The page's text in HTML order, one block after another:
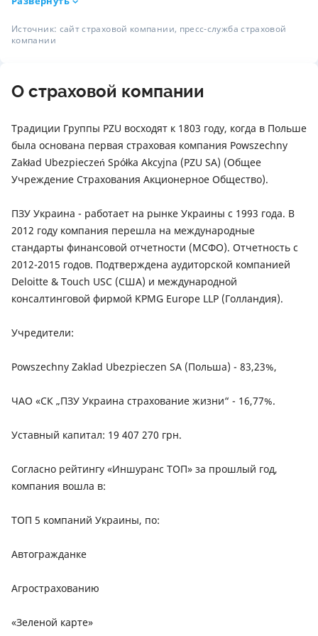
экспортных, кредитных и других рисков банковской
председателя правления Экспортно-кредитного агентства
специальности Финансы (степень – Магистр, 1998–2003
г.г).
Также, Наталья Александровна получила образование
Университете Пассау, стипендия DAAD (ERP),
Варшавской школе экономики (сентябрь 2004 г);
Европейской актуарной академии, семинар ЕАА «Учет по
МСФО» (Эстония, апрель 2010 г);
С 2021 года - Член ACCA (Ассоциация сертифицированных
Источник: сайт страховой компании, пресс-служба страховой
компании
О страховой компании
Традиции Группы PZU восходят к 1803 году, когда в Польше
была основана первая страховая компания Powszechny
Zakład Ubezpieczeń Spółka Akcyjna (PZU SA) (Общее
Учреждение Страхования Акционерное Общество).
ПЗУ Украина - работает на рынке Украины с 1993 года. В
2012 году компания перешла на международные
стандарты финансовой отчетности (МСФО). Отчетность с
2012-2015 годов. Подтверждена аудиторской компанией
Deloitte & Touch USC (США) и международной
консалтинговой фирмой KPMG Europe LLP (Голландия).
Учредители:
Powszechny Zaklad Ubezpieczen SA (Польша) - 83,23%,
ЧАО «СК „ПЗУ Украина страхование жизни“ - 16,77%.
Уставный капитал: 19 407 270 грн.
Согласно рейтингу «Иншуранс ТОП» за прошлый год,
компания вошла в:
ТОП 5 компаний Украины, по:
Автогражданке
Агрострахованию
«Зеленой карте»